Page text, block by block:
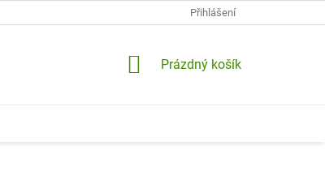
DOPRAVA A PLATBY
Přihlášení
NÁKUPNÍ
Prázdný košík